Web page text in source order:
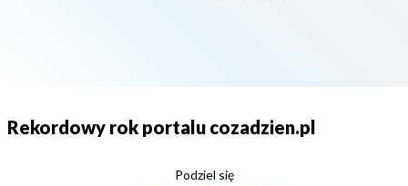
Rekordowy rok portalu cozadzien.pl
Podziel się